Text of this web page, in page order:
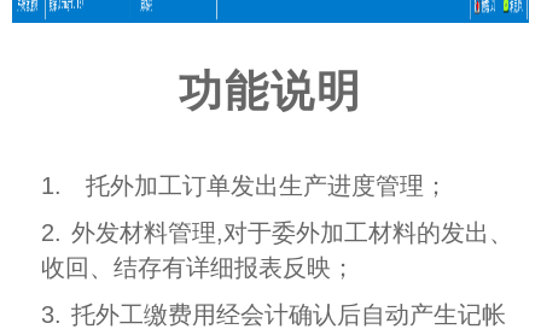
功能说明
1.
托外加工订单发出生产进度管理；
2. 外发材料管理,对于委外加工材料的发出、
收回、结存有详细报表反映；
3. 托外工缴费用经会计确认后自动产生记帐